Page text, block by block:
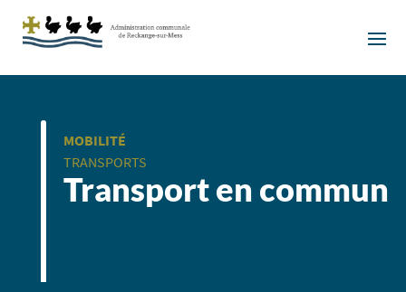
MOBILITÉ
TRANSPORTS
Transport en commun